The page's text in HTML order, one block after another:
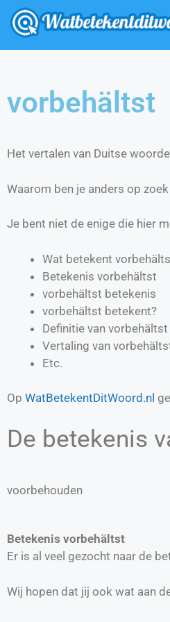
vorbehältst
Het vertalen van Duitse
Waarom ben je anders op
Je bent niet de enige die hier
Wat betekent
Betekenis vorbehältst
vorbehältst betekenis
vorbehältst betekent?
Definitie van vorbehältst
Vertaling van
Etc.
Op WatBetekentDitWoord.nl
De betekenis
voorbehouden
Betekenis vorbehältst
Er is al veel gezocht naar de
Wij hopen dat jij ook wat aan